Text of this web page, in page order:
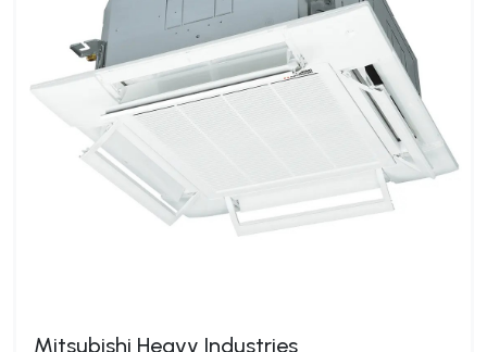
Mitsubishi Heavy Industries